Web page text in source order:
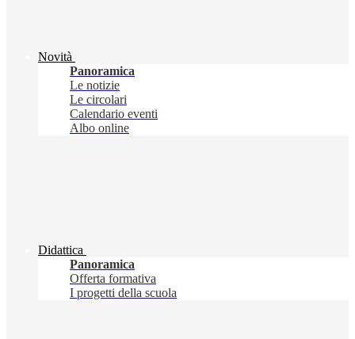
Novità
Panoramica
Le notizie
Le circolari
Calendario eventi
Albo online
Didattica
Panoramica
Offerta formativa
I progetti della scuola